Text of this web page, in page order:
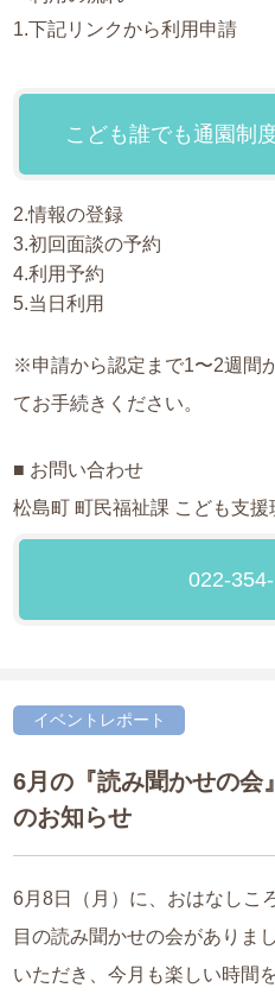
1.下記リンクから利用申請
こども誰でも通園制
2.情報の登録
3.初回面談の予約
4.利用予約
5.当日利用
※申請から認定まで1〜2週間
てお手続きください。
■ お問い合わせ
松島町 町民福祉課 こども支援
022-
イベントレポート
6月の『読み聞かせの会
のお知らせ
6月8日（月）に、おはなしこ
目の読み聞かせの会がありま
いただき、今月も楽しい時間